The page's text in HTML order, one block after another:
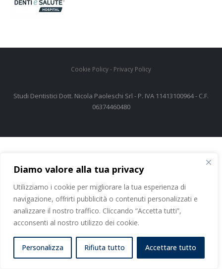
Diamo valore alla tua privacy
Utilizziamo i cookie per migliorare la tua esperienza di
navigazione, offrirti pubblicità o contenuti personalizzati e
analizzare il nostro traffico. Cliccando “Accetta tutti”,
acconsenti al nostro utilizzo dei cookie.
Personalizza Rifiuta tutto Accettare tutto
Cookie Policy- Privacy Policy
Studi Dentistici Dott. Nicola Paoleschi Srl - P. IVA 11413100964 - C.F.
06374460480